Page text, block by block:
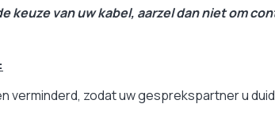
van uw kabel, aarzel dan niet om
zodat uw gesprekspartner u